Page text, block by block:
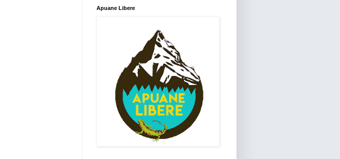
Apuane Libere